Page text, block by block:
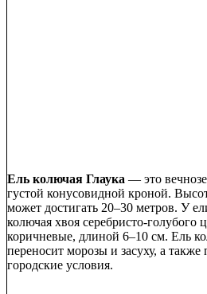
Ель колючая Глаука — это
густой конусовидной кроной.
может достигать 20–30 метров. У
колючая хвоя серебристо-
коричневые, длиной 6–10 см. Ель
переносит морозы и засуху, а
городские условия.